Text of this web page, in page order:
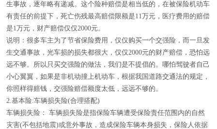
生事故，逐年略有递减。这个险种赔偿是相当低的，在被保险机动车
有责任的前提下，死亡伤残最高赔偿限额是11万元，医疗费用的赔偿
是1万元，财产赔偿仅仅2000元。
说明：很多车主为了节省保险费用，仅仅购买一个交强险，而一旦发
生交通事故，光车损的损失都很大，仅仅2000元的财产赔偿，恐怕远
远不够。所以只买交强险的做法，我们是不提倡的。哪怕驾驶者自己
小心翼翼，如果是非机动撞上机动车，根据我国道路交通法的规定，
你照样得赔钱，交强险赔偿额度太低，远远不够的。
2.基本险:车辆损失险(合理搭配)
车辆损失险： 车辆损失险是指保险车辆遭受保险责任范围内的自然
灾害(不包括地震)或意外事故，造成保险车辆本身损失，保险人依据